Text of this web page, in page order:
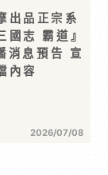
出品正宗系
國志 霸道』
息預告 宣
內容
2026/07/08